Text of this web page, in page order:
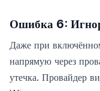
Ошибка 6:
Даже при
напрямую через
утечка. Провайдер